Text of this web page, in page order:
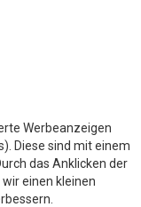
Werbeanzeigen
Diese sind mit einem
das Anklicken der
einen kleinen